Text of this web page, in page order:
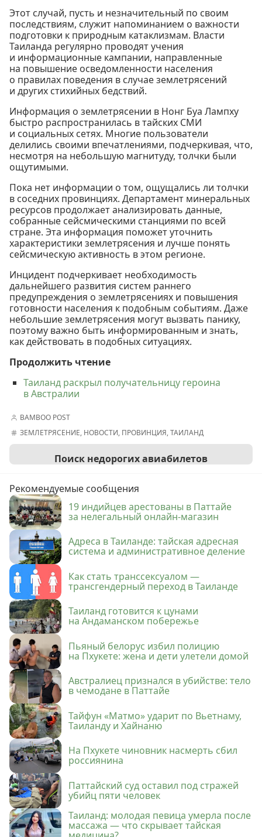
Этот случай, пусть и незначительный по своим
последствиям, служит напоминанием о важности
подготовки к природным катаклизмам. Власти
Таиланда регулярно проводят учения
и информационные кампании, направленные
на повышение осведомленности населения
о правилах поведения в случае землетрясений
и других стихийных бедствий.
Информация о землетрясении в Нонг Буа Лампху
быстро распространилась в тайских СМИ
и социальных сетях. Многие пользователи
делились своими впечатлениями, подчеркивая, что,
несмотря на небольшую магнитуду, толчки были
ощутимыми.
Пока нет информации о том, ощущались ли толчки
в соседних провинциях. Департамент минеральных
ресурсов продолжает анализировать данные,
собранные сейсмическими станциями по всей
стране. Эта информация поможет уточнить
характеристики землетрясения и лучше понять
сейсмическую активность в этом регионе.
Инцидент подчеркивает необходимость
дальнейшего развития систем раннего
предупреждения о землетрясениях и повышения
готовности населения к подобным событиям. Даже
небольшие землетрясения могут вызвать панику,
поэтому важно быть информированным и знать,
как действовать в подобных ситуациях.
Продолжить чтение
Таиланд раскрыл получательницу героина
в Австралии
BAMBOO POST
ЗЕМЛЕТРЯСЕНИЕ, НОВОСТИ, ПРОВИНЦИЯ,ТАИЛАНД
Поиск недорогих авиабилетов
Рекомендуемые сообщения
19 индийцев арестованы в Паттайе
за нелегальный онлайн-магазин
Адреса в Таиланде: тайская адресная
система и административное деление
Как стать транссексуалом —
трансгендерный переход в Таиланде
Таиланд готовится к цунами
на Андаманском побережье
Пьяный белорус избил полицию
на Пхукете: жена и дети улетели домой
Австралиец признался в убийстве: тело
в чемодане в Паттайе
Тайфун «Матмо» ударит по Вьетнаму,
Таиланду и Хайнаню
На Пхукете чиновник насмерть сбил
россиянина
Паттайский суд оставил под стражей
убийц пяти человек
Таиланд: молодая певица умерла после
массажа — что скрывает тайская